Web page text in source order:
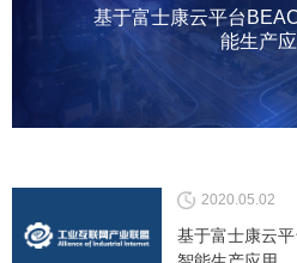
基于富士康云平台
能生产
2020.05.02
基于富士康云